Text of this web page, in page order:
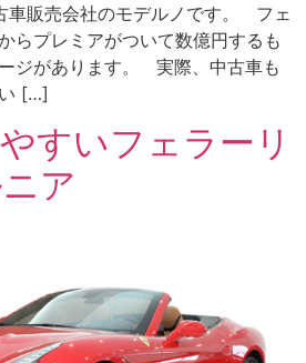
車販売会社のモデルノです。 フェ
らプレミアがついて数億円するも
ジがあります。 実際、中古車も
[…]
すいフェラーリ
ア